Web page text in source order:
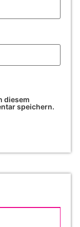
diesem
speichern.